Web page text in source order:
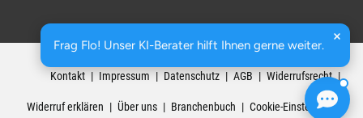
Frag Flo! Unser KI-Berater hilft Ihnen gerne weiter.
basenio.de 99084
Kontakt
Impressum Datenschutz AGB Widerrufsrecht
Widerruf erklären Über uns Branchenbuch Cookie-Einstellungen
Plön